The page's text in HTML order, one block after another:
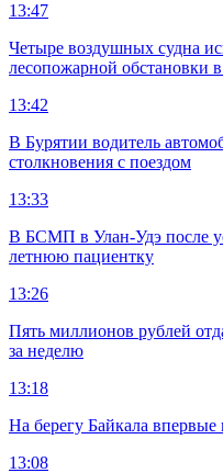
13:47
Четыре воздушных судна
лесопожарной обстановки
13:42
В Бурятии водитель
столкновения с поездом
13:33
В БСМП в Улан-Удэ после
летнюю пациентку
13:26
Пять миллионов рублей
за неделю
13:18
На берегу Байкала
13:08